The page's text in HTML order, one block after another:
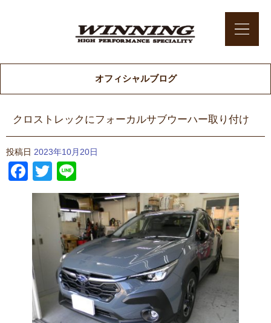
オフィシャルブログ
クロストレックにフォーカルサブウーハー取り付け
投稿日 2023年10月20日
Facebook
Twitter